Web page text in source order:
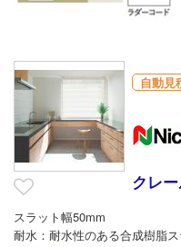
自動見
クレ
スラット幅50mm
耐水：耐水性のある合成樹脂